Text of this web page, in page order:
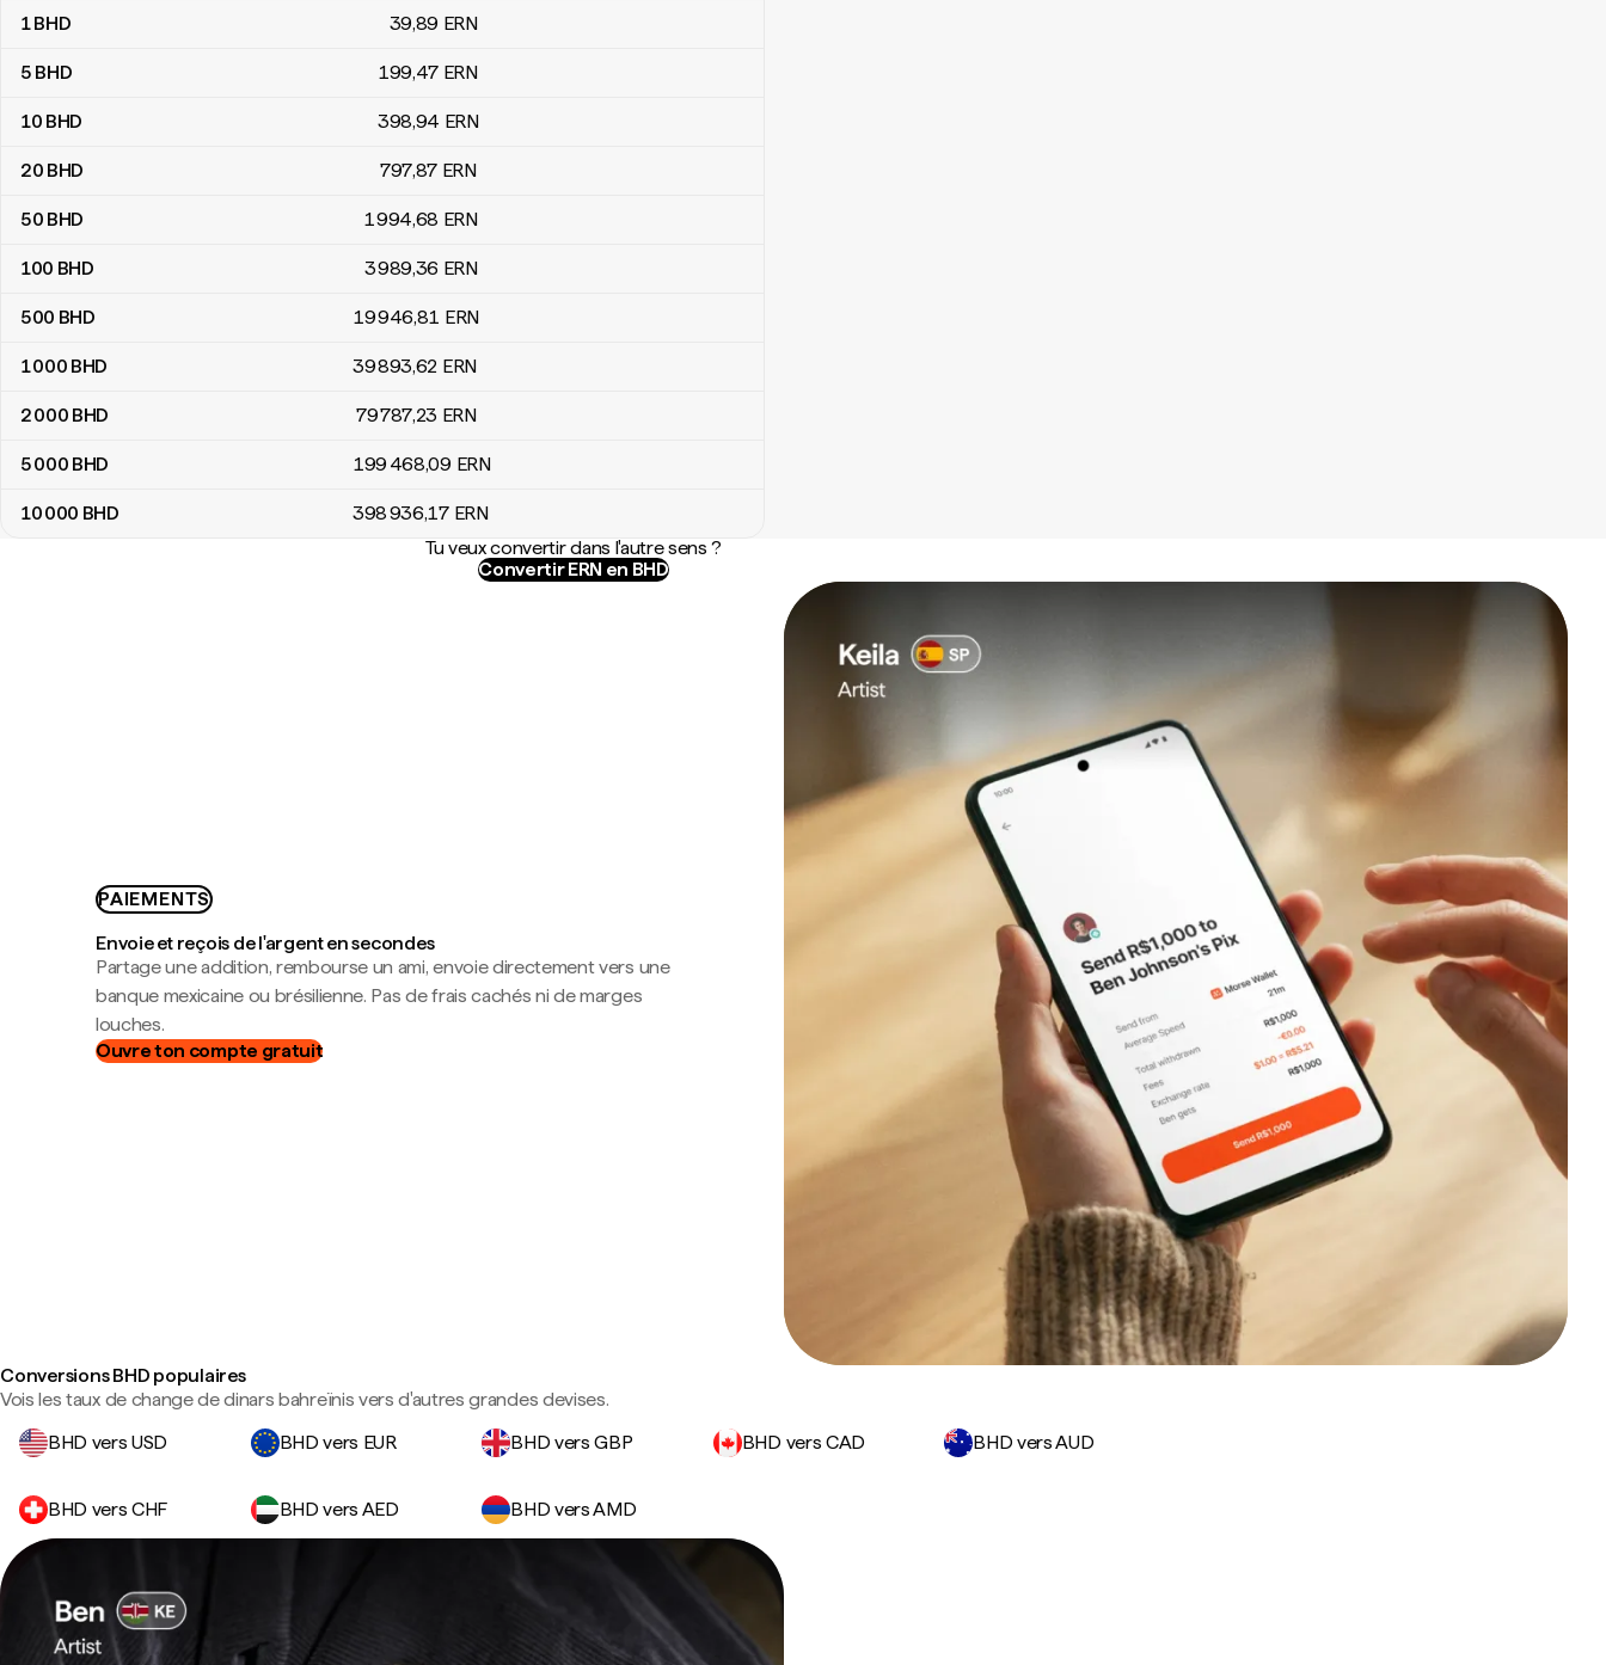
Table de conversion dinars bahreïnis vers nafkas érythréens
1BHD 39,89 ERN
5 BHD 199,47 ERN
10 BHD 398,94 ERN
20 BHD 797,87 ERN
50 BHD 1 994,68 ERN
100 BHD 3 989,36 ERN
500 BHD 19 946,81 ERN
1 000 BHD 39 893,62 ERN
2 000 BHD 79 787,23 ERN
5 000 BHD 199 468,09 ERN
10 000 BHD 398 936,17 ERN
Tu veux convertir dans l'autre sens ?
Convertir ERN en BHD
PAIEMENTS
Envoie et reçois de l'argent en secondes
Partage une addition, rembourse un ami, envoie directement vers une
banque mexicaine ou brésilienne. Pas de frais cachés ni de marges
louches.
Ouvre ton compte gratuit
Conversions BHD populaires
Vois les taux de change de dinars bahreïnis vers d'autres grandes devises.
BHD vers USD
BHD vers EUR BHD vers GBP BHD vers CAD BHD vers AUD
BHD vers CHF BHD vers AED BHD vers AMD